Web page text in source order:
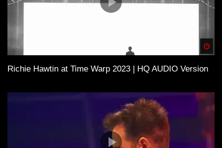
Richie Hawtin at Time Warp 2023 | HQ AUDIO Version